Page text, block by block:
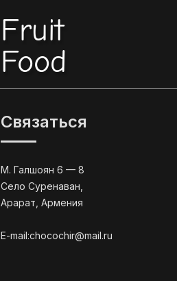
Fruit
Food
Связаться
М. Галшоян 6 — 8
Село Суренаван,
Арарат, Армения
E-mail:chocochir@mail.ru